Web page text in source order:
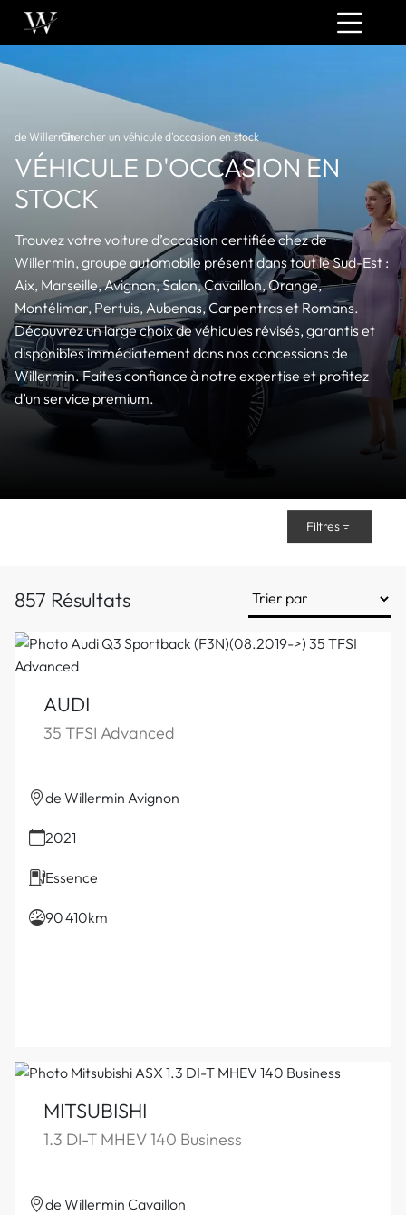
Filtres
857 Résultats
AUDI
35 TFSI Advanced
de Willermin Avignon
2021
Essence
90 410km
MITSUBISHI
1.3 DI-T MHEV 140 Business
de Willermin Cavaillon
de Willermin
›
Chercher un véhicule d'occasion en stock
VÉHICULE D'OCCASION EN
STOCK
Trouvez votre voiture d’occasion certifiée chez de
Willermin, groupe automobile présent dans tout le Sud-Est :
Aix, Marseille, Avignon, Salon, Cavaillon, Orange,
Montélimar, Pertuis, Aubenas, Carpentras et Romans.
Découvrez un large choix de véhicules révisés, garantis et
disponibles immédiatement dans nos concessions de
Willermin. Faites confiance à notre expertise et profitez
d’un service premium.